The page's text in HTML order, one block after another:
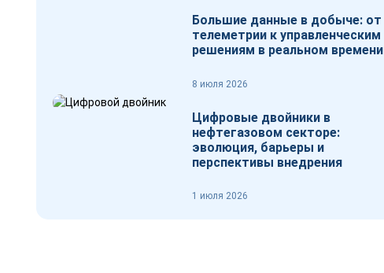
Большие данные в добыче: от
телеметрии к управленческим
решениям в реальном времени
8 июля 2026
Цифровые двойники в
нефтегазовом секторе:
эволюция, барьеры и
перспективы внедрения
1 июля 2026